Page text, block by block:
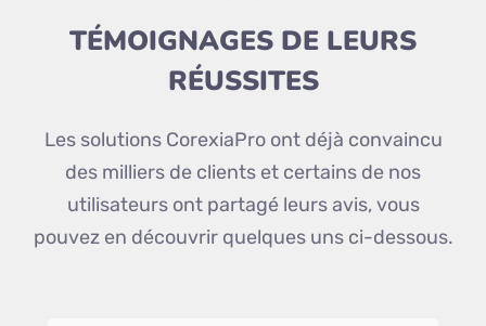
TÉMOIGNAGES DE LEURS
RÉUSSITES
Les solutions CorexiaPro ont déjà convaincu
des milliers de clients et certains de nos
utilisateurs ont partagé leurs avis, vous
pouvez en découvrir quelques uns ci-dessous.